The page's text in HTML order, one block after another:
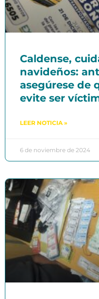
Caldense,
navideños:
asegúrese de
evite ser
LEER NOTICIA »
6 de noviembre de 2024